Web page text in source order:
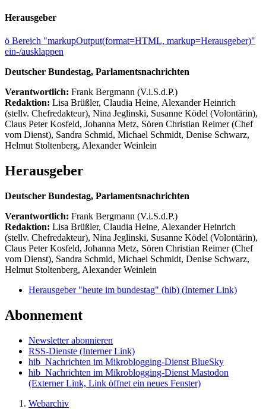
Herausgeber
ö Bereich "markupOutput(format=HTML, markup=Herausgeber)"
ein-/ausklappen
Deutscher Bundestag, Parlamentsnachrichten
Verantwortlich: Frank Bergmann (V.i.S.d.P.)
Redaktion: Lisa Brüßler, Claudia Heine, Alexander Heinrich
(stellv. Chefredakteur), Nina Jeglinski, Susanne Ködel (Volontärin),
Claus Peter Kosfeld, Johanna Metz, Sören Christian Reimer (Chef
vom Dienst), Sandra Schmid, Michael Schmidt, Denise Schwarz,
Helmut Stoltenberg, Alexander Weinlein
Herausgeber
Deutscher Bundestag, Parlamentsnachrichten
Verantwortlich: Frank Bergmann (V.i.S.d.P.)
Redaktion: Lisa Brüßler, Claudia Heine, Alexander Heinrich
(stellv. Chefredakteur), Nina Jeglinski, Susanne Ködel (Volontärin),
Claus Peter Kosfeld, Johanna Metz, Sören Christian Reimer (Chef
vom Dienst), Sandra Schmid, Michael Schmidt, Denise Schwarz,
Helmut Stoltenberg, Alexander Weinlein
Herausgeber "heute im bundestag" (hib) (Interner Link)
Abonnement
Newsletter abonnieren
RSS-Dienste (Interner Link)
hib_Nachrichten im Mikroblogging-Dienst BlueSky
hib_Nachrichten im Mikroblogging-Dienst Mastodon
(Externer Link, Link öffnet ein neues Fenster)
Webarchiv